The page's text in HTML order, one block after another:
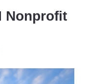
Nonprofit